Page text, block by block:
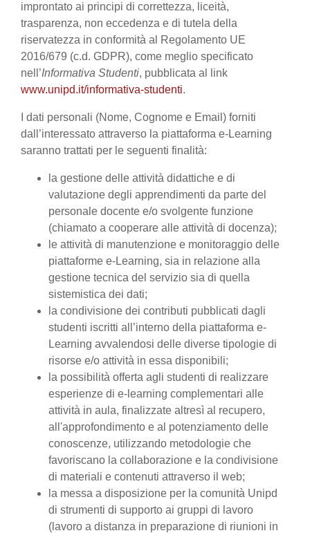
improntato ai principi di correttezza, liceità,
trasparenza, non eccedenza e di tutela della
riservatezza in conformità al Regolamento UE
2016/679 (c.d. GDPR), come meglio specificato
nell’Informativa Studenti, pubblicata al link
www.unipd.it/informativa-studenti.
I dati personali (Nome, Cognome e Email) forniti
dall’interessato attraverso la piattaforma e-Learning
saranno trattati per le seguenti finalità:
la gestione delle attività didattiche e di
valutazione degli apprendimenti da parte del
personale docente e/o svolgente funzione
(chiamato a cooperare alle attività di docenza);
le attività di manutenzione e monitoraggio delle
piattaforme e-Learning, sia in relazione alla
gestione tecnica del servizio sia di quella
sistemistica dei dati;
la condivisione dei contributi pubblicati dagli
studenti iscritti all’interno della piattaforma e-
Learning avvalendosi delle diverse tipologie di
risorse e/o attività in essa disponibili;
la possibilità offerta agli studenti di realizzare
esperienze di e-learning complementari alle
attività in aula, finalizzate altresì al recupero,
all'approfondimento e al potenziamento delle
conoscenze, utilizzando metodologie che
favoriscano la collaborazione e la condivisione
di materiali e contenuti attraverso il web;
la messa a disposizione per la comunità Unipd
di strumenti di supporto ai gruppi di lavoro
(lavoro a distanza in preparazione di riunioni in